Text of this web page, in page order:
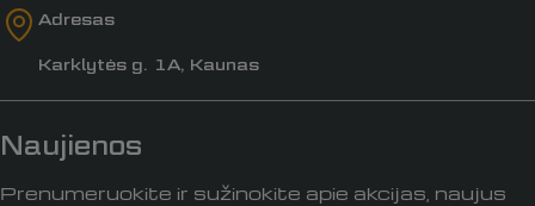
Adresas
Karklytės g. 1A, Kaunas
Naujienos
Prenumeruokite ir sužinokite apie akcijas, naujus